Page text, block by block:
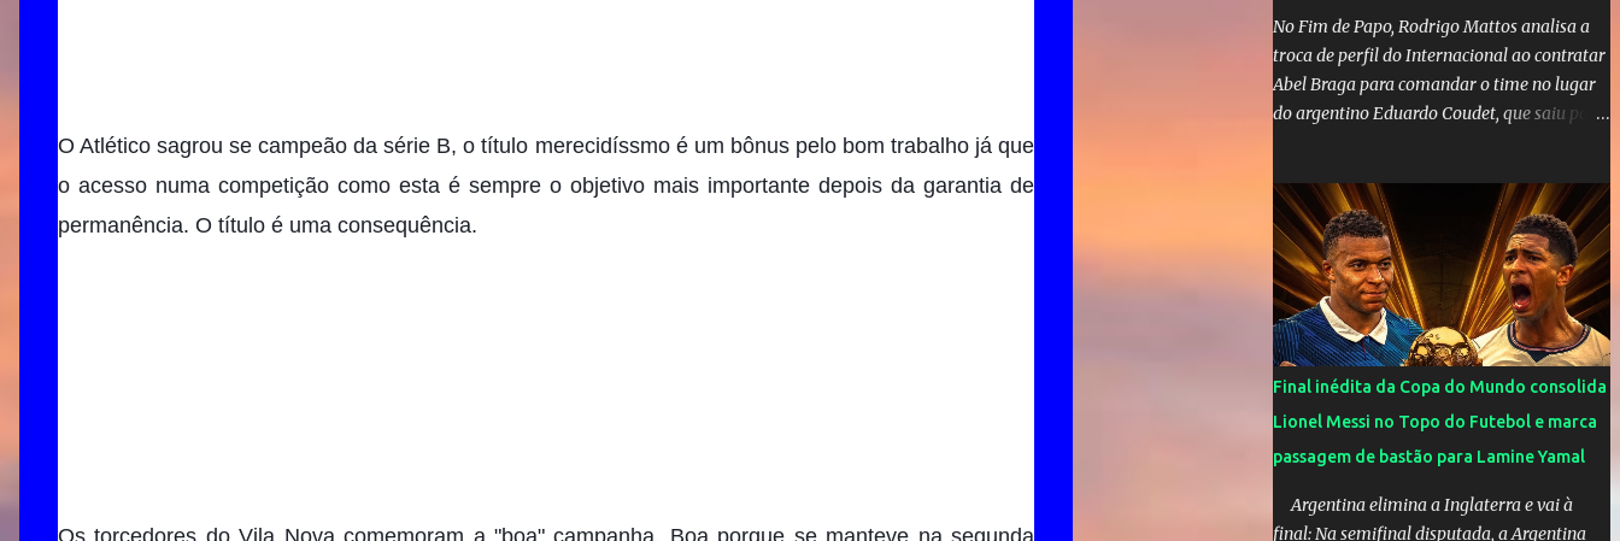
O Atlético sagrou se campeão da série B, o título merecidíssmo é um bônus pelo bom trabalho já que
o acesso numa competição como esta é sempre o objetivo mais importante depois da garantia de
permanência. O título é uma consequência.
Os torcedores do Vila Nova comemoram a "boa" campanha. Boa porque se manteve na segunda
Lima em Manaus, capital do Amazonas. "Fui
até o local onde seria o show, divulguei e no
dia seguinte foi feita a live que eu não pude
ir, porque estava me sentindo mal", explicou
de outubro. A relação chegou ao fim após
cinco anos e houve rumores de uma suposta
traição do canto...
No Fim de Papo, Rodrigo Mattos analisa a
troca de perfil do Internacional ao contratar
Abel Braga para comandar o time no lugar
do argentino Eduardo Coudet, que saiu para
Final inédita da Copa do Mundo consolida
Lionel Messi no Topo do Futebol e marca
passagem de bastão para Lamine Yamal
Argentina elimina a Inglaterra e vai à
final: Na semifinal disputada, a Argentina